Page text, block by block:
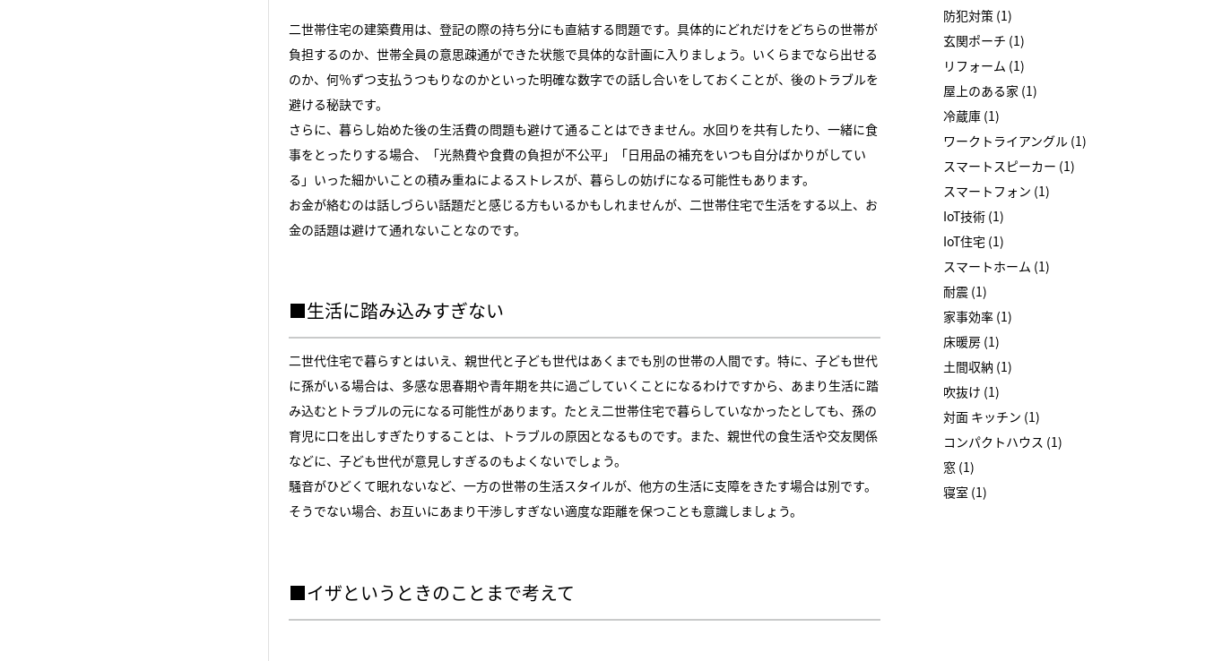
二世帯住宅の建築費用は、登記の際の持ち分にも直結する問題です。具体的にどれだけをどちらの世帯が
負担するのか、世帯全員の意思疎通ができた状態で具体的な計画に入りましょう。いくらまでなら出せる
のか、何％ずつ支払うつもりなのかといった明確な数字での話し合いをしておくことが、後のトラブルを
避ける秘訣です。
さらに、暮らし始めた後の生活費の問題も避けて通ることはできません。水回りを共有したり、一緒に食
事をとったりする場合、「光熱費や食費の負担が不公平」「日用品の補充をいつも自分ばかりがしてい
る」いった細かいことの積み重ねによるストレスが、暮らしの妨げになる可能性もあります。
お金が絡むのは話しづらい話題だと感じる方もいるかもしれませんが、二世帯住宅で生活をする以上、お
金の話題は避けて通れないことなのです。
■生活に踏み込みすぎない
二世代住宅で暮らすとはいえ、親世代と子ども世代はあくまでも別の世帯の人間です。特に、子ども世代
に孫がいる場合は、多感な思春期や青年期を共に過ごしていくことになるわけですから、あまり生活に踏
み込むとトラブルの元になる可能性があります。たとえ二世帯住宅で暮らしていなかったとしても、孫の
育児に口を出しすぎたりすることは、トラブルの原因となるものです。また、親世代の食生活や交友関係
などに、子ども世代が意見しすぎるのもよくないでしょう。
騒音がひどくて眠れないなど、一方の世帯の生活スタイルが、他方の生活に支障をきたす場合は別です。
そうでない場合、お互いにあまり干渉しすぎない適度な距離を保つことも意識しましょう。
■イザというときのことまで考えて
防犯対策 (1)
玄関ポーチ (1)
リフォーム (1)
屋上のある家 (1)
冷蔵庫 (1)
ワークトライアングル (1)
スマートスピーカー (1)
スマートフォン (1)
IoT技術 (1)
IoT住宅 (1)
スマートホーム (1)
耐震 (1)
家事効率 (1)
床暖房 (1)
土間収納 (1)
吹抜け (1)
対面 キッチン (1)
コンパクトハウス (1)
窓 (1)
寝室 (1)